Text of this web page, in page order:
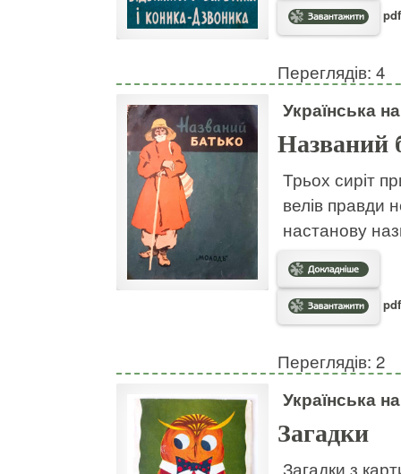
Переглядів: 4
Українська
Названий
Трьох сиріт
велів правди
настанову
Переглядів: 2
Українська
Загадки
Загадки з